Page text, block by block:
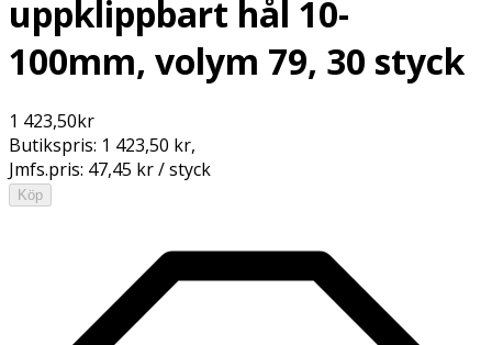
uppklippbart hål 10-
100mm, volym 79, 30 styck
1 423,50kr
Butikspris: 1 423,50 kr,
Jmfs.pris: 47,45 kr / styck
Köp